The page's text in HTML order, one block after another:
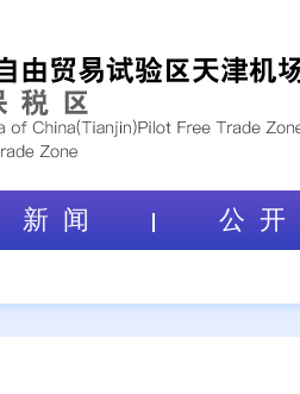
新 闻 公 开